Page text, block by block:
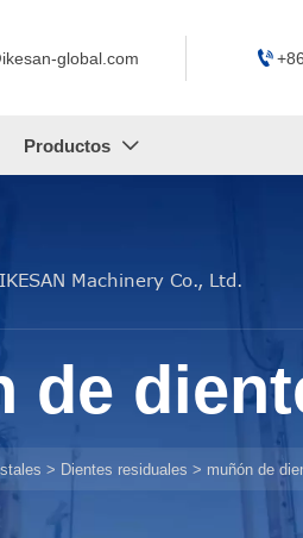
global.com 
Productos 
Machinery Co., Ltd.
de
> Dientes residuales > muñón de